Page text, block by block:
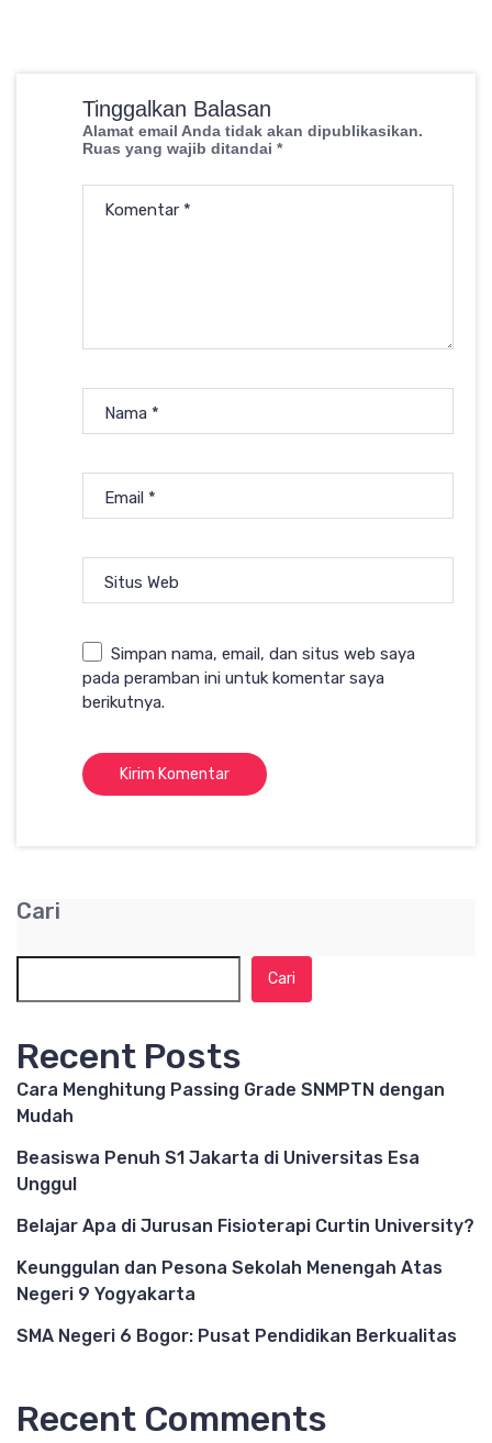
Tinggalkan Balasan
Alamat email Anda tidak akan dipublikasikan.
Ruas yang wajib ditandai *
Komentar *
Nama *
Email *
Situs Web
Simpan nama, email, dan situs web saya
pada peramban ini untuk komentar saya
berikutnya.
Cari
Cari
Recent Posts
Cara Menghitung Passing Grade SNMPTN dengan
Mudah
Beasiswa Penuh S1 Jakarta di Universitas Esa
Unggul
Belajar Apa di Jurusan Fisioterapi Curtin University?
Keunggulan dan Pesona Sekolah Menengah Atas
Negeri 9 Yogyakarta
SMA Negeri 6 Bogor: Pusat Pendidikan Berkualitas
Recent Comments